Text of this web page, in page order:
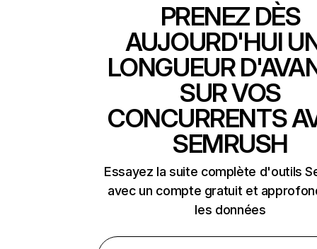
PRENEZ DÈS
AUJOURD'HUI
LONGUEUR
SUR VOS
CONCURRENTS
SEMRUSH
Essayez la suite complète d'outils
avec un compte gratuit et
les données